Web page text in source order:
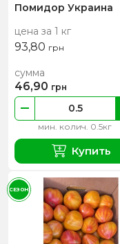
Помидор Украина
цена за 1 кг
93,80 грн
мин. колич. 0.5кг
сумма
46,90 грн
Купить
СЕЗОН